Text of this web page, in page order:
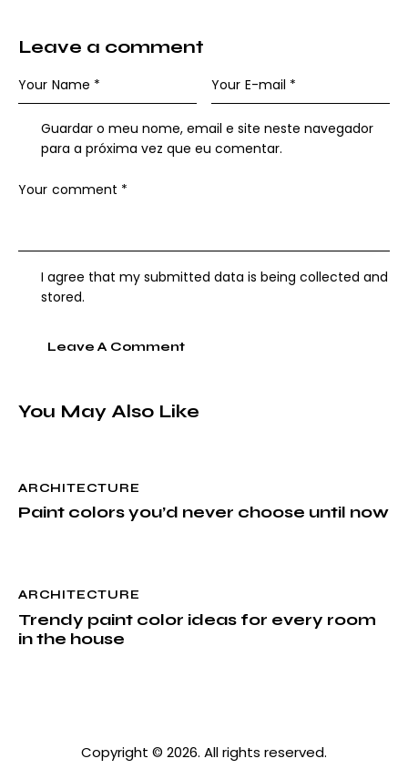
Leave a comment
Guardar o meu nome, email e site neste navegador
para a próxima vez que eu comentar.
I agree that my submitted data is being collected and
stored.
You May Also Like
ARCHITECTURE
Paint colors you’d never choose until now
ARCHITECTURE
Trendy paint color ideas for every room
in the house
Copyright © 2026. All rights reserved.